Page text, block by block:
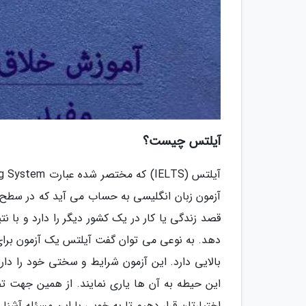
آیلتس چیست؟
آزمون زبان انگلیسی به حساب می آید که در سطح
قصد زندگی یا کار در یک کشور دیگر را دارد و
دهد. به نوعی می توان گفت آیلتس یک آزمون
بالایی دارد. این آزمون شرایط و سختی خود را
این حیطه به آن ها یاری نمایند. از همین جهت